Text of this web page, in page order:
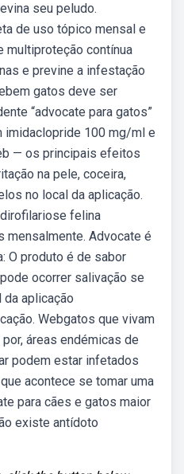
seu peludo.
de uso tópico mensal e
multiproteção contínua
e previne a infestação
gatos deve ser
“advocate para gatos”
imidaclopride 100 mg/ml e
— os principais efeitos
na pele, coceira,
no local da aplicação.
felina
mensalmente. Advocate é
O produto é de sabor
ocorrer salivação se
aplicação
Webgatos que vivam
áreas endémicas de
podem estar infetados
acontece se tomar uma
para cães e gatos maior
existe antídoto